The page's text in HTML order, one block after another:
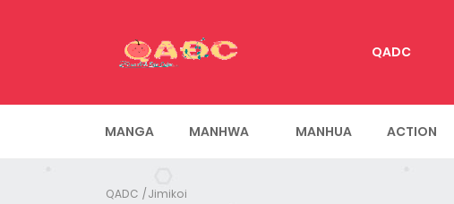
QADC
MANGA MANHWA MANHUA ACTION
QADC Jimikoi